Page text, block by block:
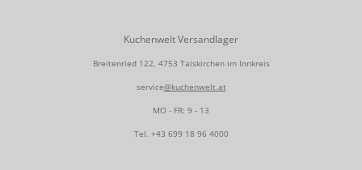
Kuchenwelt Versandlager
Breitenried 122, 4753 Taiskirchen im Innkreis
service@kuchenwelt.at
MO - FR: 9 - 13
Tel. +43 699 18 96 4000